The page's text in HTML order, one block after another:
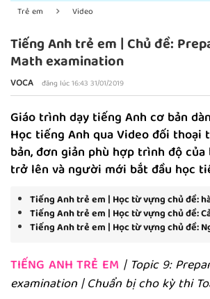
Trẻ em
Video
Tiếng Anh trẻ em | Chủ đề:
Math examination
VOCA đăng lúc 16:43 31/01/2019
Giáo trình dạy tiếng Anh cơ bản
Học tiếng Anh qua Video đối thoại
bản, đơn giản phù hợp trình độ
trở lên và người mới bắt đầu học
Tiếng Anh trẻ em | Học từ vựng chủ đề:
Tiếng Anh trẻ em | Học từ vựng chủ đề:
Tiếng Anh trẻ em | Học từ vựng chủ đề:
TIẾNG ANH TRẺ EM | Topic 9:
examination | Chuẩn bị cho kỳ thi